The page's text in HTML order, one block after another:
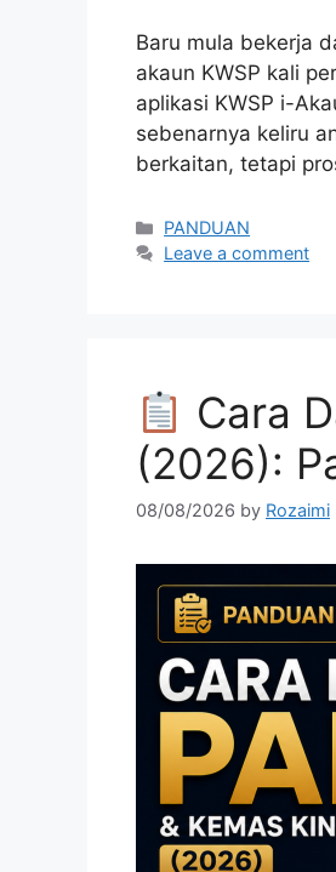
Baru mula bekerja
akaun KWSP kali
aplikasi KWSP i-
sebenarnya keliru
berkaitan, tetapi
Categories
PANDUAN
Leave a comment
Cara
(2026):
08/08/2026 by Rozaimi